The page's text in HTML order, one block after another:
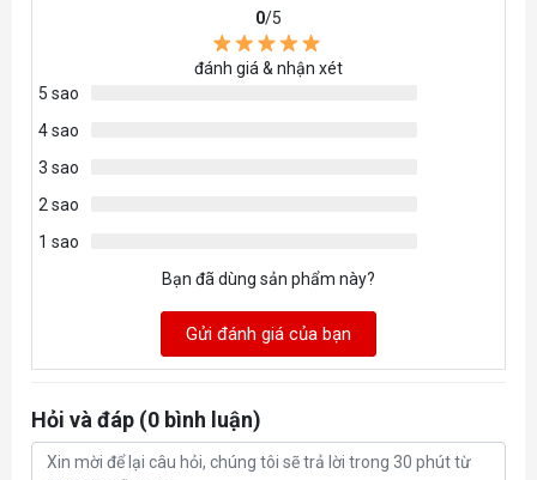
0/5
đánh giá & nhận xét
5 sao
4 sao
3 sao
2 sao
1 sao
Bạn đã dùng sản phẩm này?
Gửi đánh giá của bạn
Hỏi và đáp (0 bình luận)